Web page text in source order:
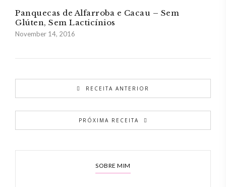
Panquecas de Alfarroba e Cacau – Sem
Glúten, Sem Lacticínios
November 14, 2016
RECEITA ANTERIOR
PRÓXIMA RECEITA
SOBRE MIM